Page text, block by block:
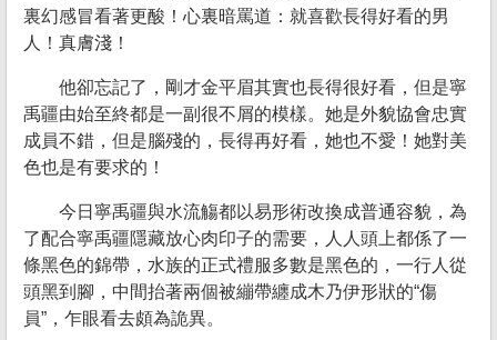
裏幻感冒看著更酸！心裏暗罵道：就喜歡長得好看的男
人！真膚淺！
他卻忘記了，剛才金平眉其實也長得很好看，但是寧
禹疆由始至終都是一副很不屑的模樣。她是外貌協會忠實
成員不錯，但是腦殘的，長得再好看，她也不愛！她對美
色也是有要求的！
今日寧禹疆與水流觴都以易形術改換成普通容貌，為
了配合寧禹疆隱藏放心肉印子的需要，人人頭上都係了一
條黑色的錦帶，水族的正式禮服多數是黑色的，一行人從
頭黑到腳，中間抬著兩個被繃帶纏成木乃伊形狀的“傷
員”，乍眼看去頗為詭異。